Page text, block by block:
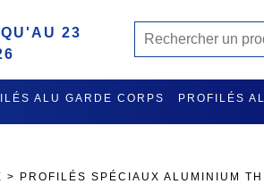
23
ALU GARDE CORPS PROFILÉS
> PROFILÉS SPÉCIAUX ALUMINIUM